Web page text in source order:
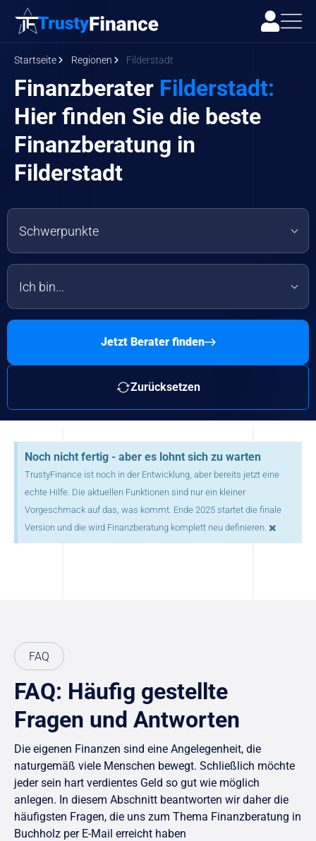
Startseite Regionen Filderstadt
Finanzberater Filderstadt:
Hier finden Sie die beste
Finanzberatung in
Filderstadt
Schwerpunkte
Ich bin...
Jetzt Berater finden
Zurücksetzen
Noch nicht fertig - aber es lohnt sich zu warten
TrustyFinance ist noch in der Entwicklung, aber bereits jetzt eine
echte Hilfe. Die aktuellen Funktionen sind nur ein kleiner
Vorgeschmack auf das, was kommt. Ende 2025 startet die finale
Version und die wird Finanzberatung komplett neu definieren. ×
FAQ
FAQ: Häufig gestellte
Fragen und Antworten
Die eigenen Finanzen sind eine Angelegenheit, die
naturgemäß viele Menschen bewegt. Schließlich möchte
jeder sein hart verdientes Geld so gut wie möglich
anlegen. In diesem Abschnitt beantworten wir daher die
häufigsten Fragen, die uns zum Thema Finanzberatung in
Buchholz per E-Mail erreicht haben